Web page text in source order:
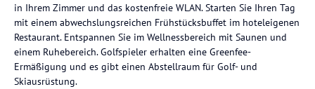
in Ihrem Zimmer und das kostenfreie WLAN. Starten Sie Ihren Tag
mit einem abwechslungsreichen Frühstücksbuffet im hoteleigenen
Restaurant. Entspannen Sie im Wellnessbereich mit Saunen und
einem Ruhebereich. Golfspieler erhalten eine Greenfee-
Ermäßigung und es gibt einen Abstellraum für Golf- und
Skiausrüstung.